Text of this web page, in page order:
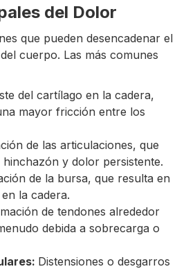
del Dolor
que pueden desencadenar el
cuerpo. Las más comunes
del cartílago en la cadera,
mayor fricción entre los
de las articulaciones, que
y dolor persistente.
de la bursa, que resulta en
la cadera.
de tendones alrededor
debida a sobrecarga o
Distensiones o desgarros